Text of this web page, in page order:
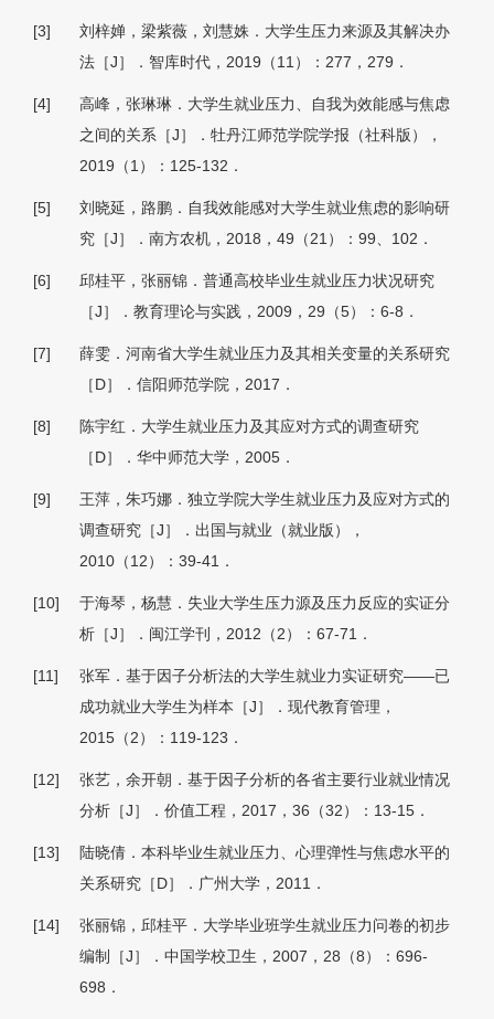
[3]
刘梓婵，梁紫薇，刘慧姝．大学生压力来源及其解决办
法［J］．智库时代，2019（11）：277，279．
[4]
高峰，张琳琳．大学生就业压力、自我为效能感与焦虑
之间的关系［J］．牡丹江师范学院学报（社科版），
2019（1）：125-132．
[5]
刘晓延，路鹏．自我效能感对大学生就业焦虑的影响研
究［J］．南方农机，2018，49（21）：99、102．
[6]
邱桂平，张丽锦．普通高校毕业生就业压力状况研究
［J］．教育理论与实践，2009，29（5）：6-8．
[7]
薛雯．河南省大学生就业压力及其相关变量的关系研究
［D］．信阳师范学院，2017．
[8]
陈宇红．大学生就业压力及其应对方式的调查研究
［D］．华中师范大学，2005．
[9]
王萍，朱巧娜．独立学院大学生就业压力及应对方式的
调查研究［J］．出国与就业（就业版），
2010（12）：39-41．
[10]
于海琴，杨慧．失业大学生压力源及压力反应的实证分
析［J］．闽江学刊，2012（2）：67-71．
[11]
张军．基于因子分析法的大学生就业力实证研究——已
成功就业大学生为样本［J］．现代教育管理，
2015（2）：119-123．
[12]
张艺，余开朝．基于因子分析的各省主要行业就业情况
分析［J］．价值工程，2017，36（32）：13-15．
[13]
陆晓倩．本科毕业生就业压力、心理弹性与焦虑水平的
关系研究［D］．广州大学，2011．
[14]
张丽锦，邱桂平．大学毕业班学生就业压力问卷的初步
编制［J］．中国学校卫生，2007，28（8）：696-
698．